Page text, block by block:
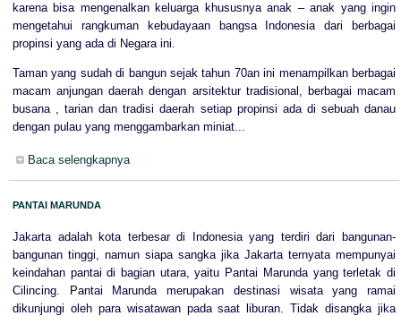
karena bisa mengenalkan keluarga khususnya anak – anak yang ingin
mengetahui rangkuman kebudayaan bangsa Indonesia dari berbagai
propinsi yang ada di Negara ini.
Taman yang sudah di bangun sejak tahun 70an ini menampilkan berbagai
macam anjungan daerah dengan arsitektur tradisional, berbagai macam
busana , tarian dan tradisi daerah setiap propinsi ada di sebuah danau
dengan pulau yang menggambarkan miniat...
Baca selengkapnya
PANTAI MARUNDA
Jakarta adalah kota terbesar di Indonesia yang terdiri dari bangunan-
bangunan tinggi, namun siapa sangka jika Jakarta ternyata mempunyai
keindahan pantai di bagian utara, yaitu Pantai Marunda yang terletak di
Cilincing. Pantai Marunda merupakan destinasi wisata yang ramai
dikunjungi oleh para wisatawan pada saat liburan. Tidak disangka jika